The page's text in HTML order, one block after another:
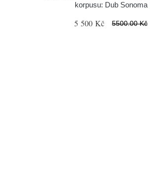
korpusu: Dub Sonoma
5 500 Kč 5500.00 Kč